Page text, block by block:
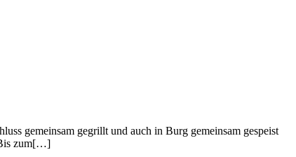
gemeinsam gegrillt und auch in Burg gemeinsam gespeist
Bis zum[…]